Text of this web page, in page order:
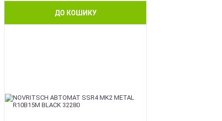
ДО КОШИКУ